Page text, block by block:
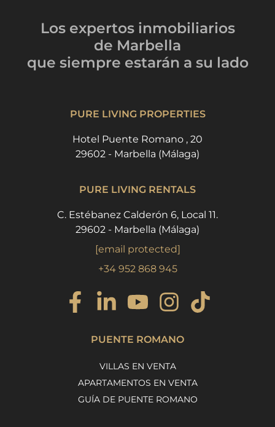
Los expertos inmobiliarios
de Marbella
que siempre estarán a su lado
PURE LIVING PROPERTIES
Hotel Puente Romano , 20
29602 - Marbella (Málaga)
PURE LIVING RENTALS
C. Estébanez Calderón 6, Local 11.
29602 - Marbella (Málaga)
[email protected]
+34 952 868 945
PUENTE ROMANO
VILLAS EN VENTA
APARTAMENTOS EN VENTA
GUÍA DE PUENTE ROMANO